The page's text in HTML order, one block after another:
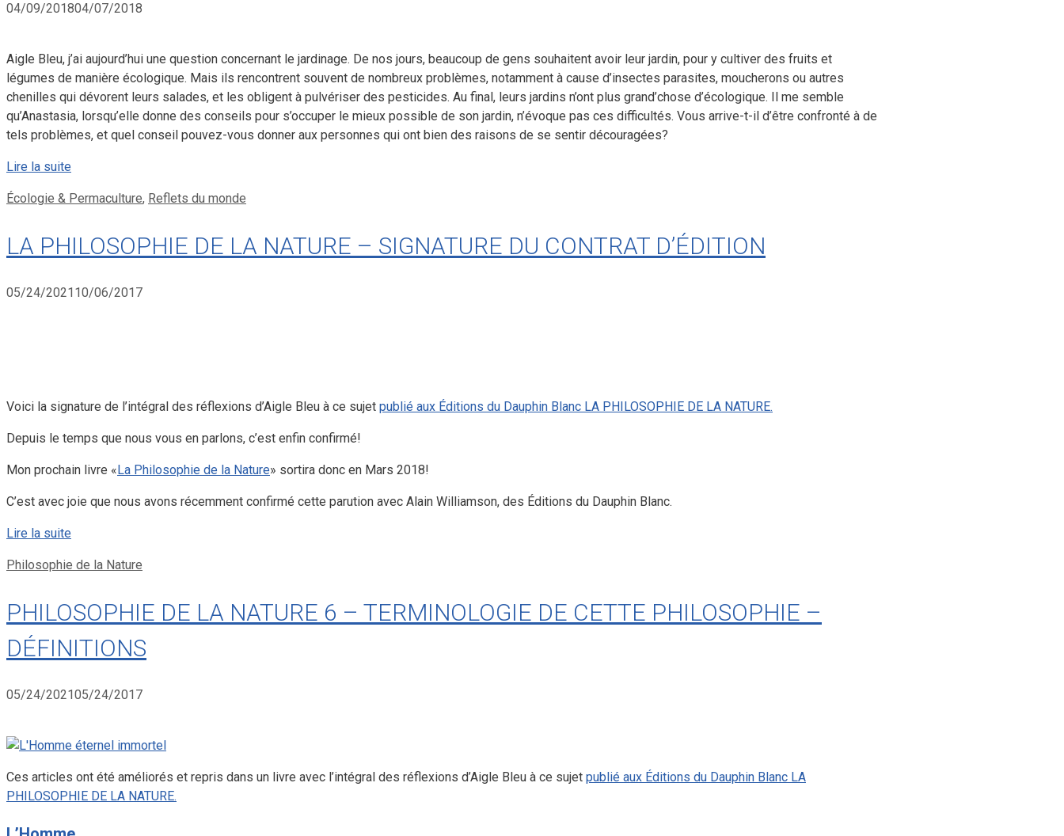
04/09/201804/07/2018
Aigle Bleu, j’ai aujourd’hui une question concernant le jardinage. De nos jours, beaucoup de gens souhaitent avoir leur jardin, pour y cultiver des fruits et
légumes de manière écologique. Mais ils rencontrent souvent de nombreux problèmes, notamment à cause d’insectes parasites, moucherons ou autres
chenilles qui dévorent leurs salades, et les obligent à pulvériser des pesticides. Au final, leurs jardins n’ont plus grand’chose d’écologique. Il me semble
qu’Anastasia, lorsqu’elle donne des conseils pour s’occuper le mieux possible de son jardin, n’évoque pas ces difficultés. Vous arrive-t-il d’être confronté à de
tels problèmes, et quel conseil pouvez-vous donner aux personnes qui ont bien des raisons de se sentir découragées?
Lire la suite
Catégories
Écologie & Permaculture, Reflets du monde
LA PHILOSOPHIE DE LA NATURE – SIGNATURE DU CONTRAT D’ÉDITION
05/24/2021 10/06/2017
Voici la signature de l’intégral des réflexions d’Aigle Bleu à ce sujet publié aux Éditions du Dauphin Blanc LA PHILOSOPHIE DE LA NATURE.
Depuis le temps que nous vous en parlons, c’est enfin confirmé!
Mon prochain livre « La Philosophie de la Nature» sortira donc en Mars 2018!
C’est avec joie que nous avons récemment confirmé cette parution avec Alain Williamson, des Éditions du Dauphin Blanc.
Lire la suite
Catégories
Philosophie de la Nature
PHILOSOPHIE DE LA NATURE 6 – TERMINOLOGIE DE CETTE PHILOSOPHIE –
DÉFINITIONS
05/24/202105/24/2017
Ces articles ont été améliorés et repris dans un livre avec l’intégral des réflexions d’Aigle Bleu à ce sujet publié aux Éditions du Dauphin Blanc LA
PHILOSOPHIE DE LA NATURE.